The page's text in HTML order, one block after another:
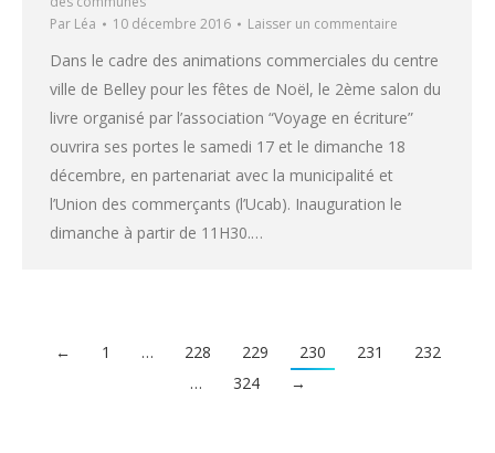
Par Léa 10 décembre 2016 Laisser un commentaire
Dans le cadre des animations commerciales du centre
ville de Belley pour les fêtes de Noël, le 2ème salon du
livre organisé par l’association “Voyage en écriture”
ouvrira ses portes le samedi 17 et le dimanche 18
décembre, en partenariat avec la municipalité et
l’Union des commerçants (l’Ucab). Inauguration le
dimanche à partir de 11H30.…
← 1 … 228 229 230 231
232
…
324 →